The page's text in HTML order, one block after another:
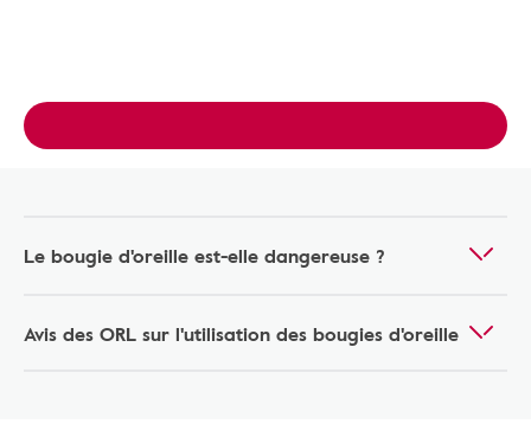
Le bougie d'oreille est-elle dangereuse ?
Avis des ORL sur l'utilisation des bougies d'oreille